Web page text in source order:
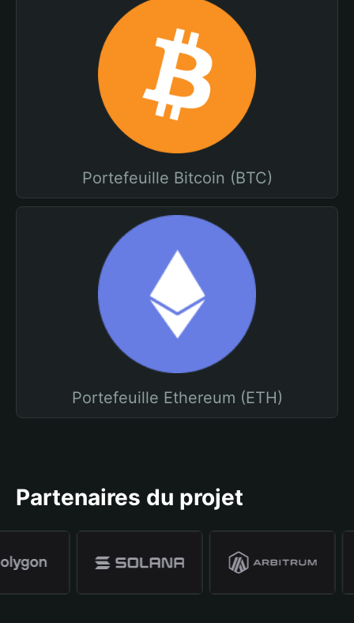
Portefeuille Bitcoin (BTC)
Portefeuille Ethereum (ETH)
Partenaires du projet